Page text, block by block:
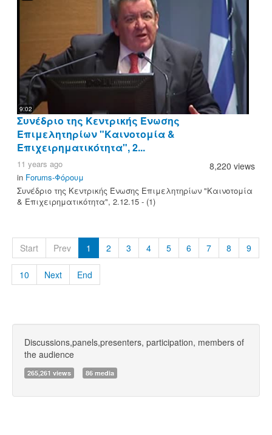
9:02
Συνέδριο της Κεντρικής Ένωσης
Επιμελητηρίων "Καινοτομία &
Επιχειρηματικότητα", 2...
8,220 views
11 years ago
in Forums-Φόρουμ
Συνέδριο της Κεντρικής Ένωσης Επιμελητηρίων "Καινοτομία
& Επιχειρηματικότητα", 2.12.15 - (1)
Start Prev 1 2 3 4 5 6 7 8 9
10 Next End
Discussions,panels,presenters, participation, members of
the audience
265,261 views 86 media